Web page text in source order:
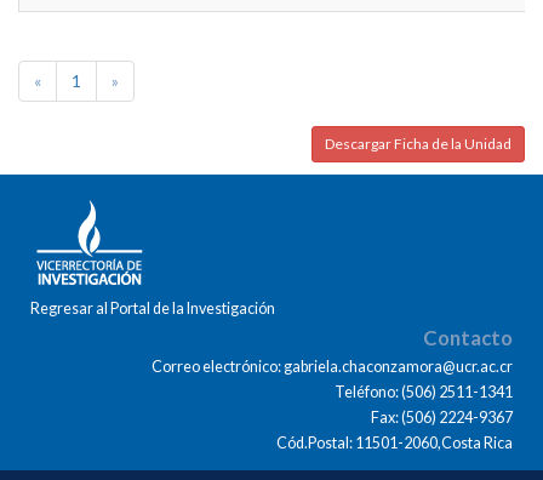
« 1 »
Descargar Ficha de la Unidad
Regresar al Portal de la Investigación
Contacto
Correo electrónico: gabriela.chaconzamora@ucr.ac.cr
Teléfono: (506) 2511-1341
Fax: (506) 2224-9367
Cód.Postal: 11501-2060,Costa Rica